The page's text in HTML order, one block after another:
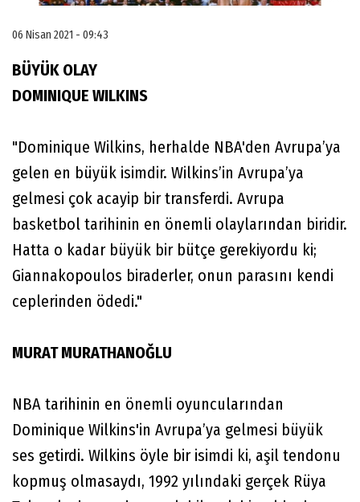
06 Nisan 2021 - 09:43
BÜYÜK OLAY
DOMINIQUE WILKINS
"Dominique Wilkins, herhalde NBA'den Avrupa’ya
gelen en büyük isimdir. Wilkins’in Avrupa’ya
gelmesi çok acayip bir transferdi. Avrupa
basketbol tarihinin en önemli olaylarından biridir.
Hatta o kadar büyük bir bütçe gerekiyordu ki;
Giannakopoulos biraderler, onun parasını kendi
ceplerinden ödedi."
MURAT MURATHANOĞLU
NBA tarihinin en önemli oyuncularından
Dominique Wilkins'in Avrupa’ya gelmesi büyük
ses getirdi. Wilkins öyle bir isimdi ki, aşil tendonu
kopmuş olmasaydı, 1992 yılındaki gerçek Rüya